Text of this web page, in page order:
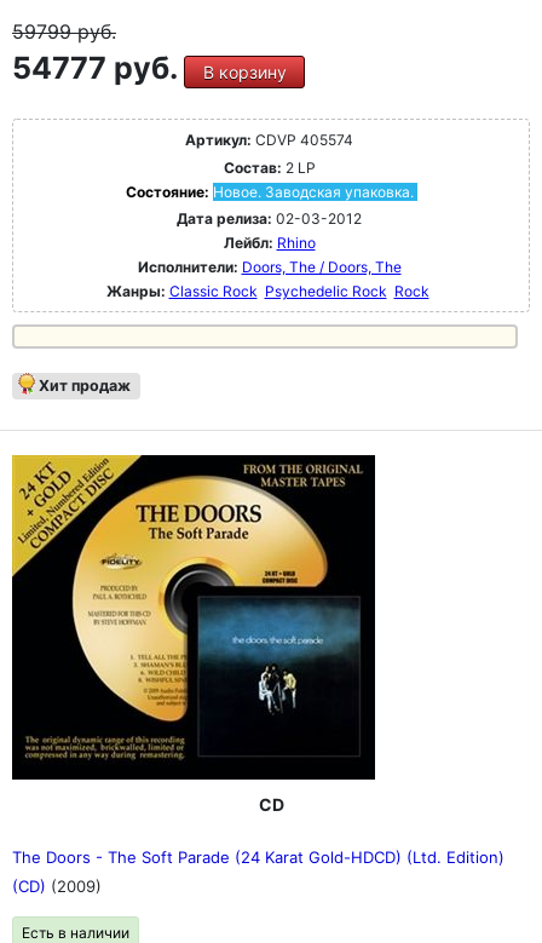
59799руб.
54777 руб. В корзину
Артикул: CDVP 405574
Состав: 2 LP
Состояние: Новое. Заводская упаковка.
Дата релиза: 02-03-2012
Лейбл: Rhino
Исполнители: Doors, The / Doors, The
Жанры: Classic Rock Psychedelic Rock Rock
Хит продаж
CD
The Doors - The Soft Parade (24 Karat Gold-HDCD) (Ltd. Edition)
(CD) (2009)
Есть в наличии